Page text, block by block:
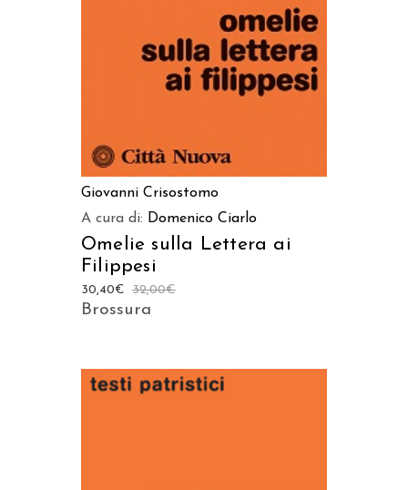
Giovanni Crisostomo
A cura di: Domenico Ciarlo
Omelie sulla Lettera ai
Filippesi
32,00€
30,40€
Brossura